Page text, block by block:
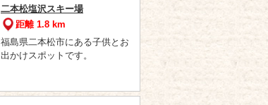
二本松塩沢スキー場
距離 1.8 km
福島県二本松市にある子供とお
出かけスポットです。